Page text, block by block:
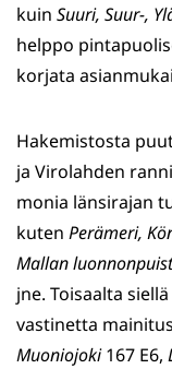
kuin Suuri, Suur-,
helppo
korjata
Hakemistosta
ja Virolahden
monia länsirajan
kuten Perämeri,
Mallan
jne. Toisaalta
vastinetta
Muoniojoki167 E6,